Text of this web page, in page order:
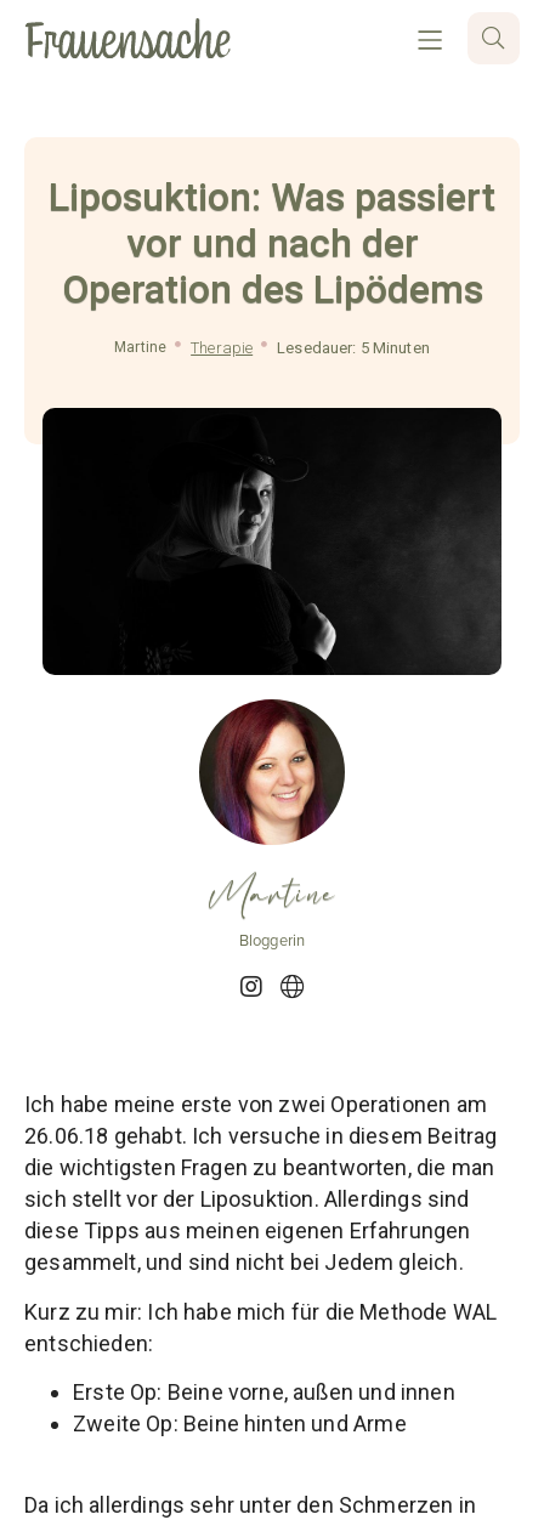
Liposuktion: Was passiert
vor und nach der
Operation des Lipödems
Martine Therapie Lesedauer: 5 Minuten
Martine
Bloggerin
Ich habe meine erste von zwei Operationen am
26.06.18 gehabt. Ich versuche in diesem Beitrag
die wichtigsten Fragen zu beantworten, die man
sich stellt vor der Liposuktion. Allerdings sind
diese Tipps aus meinen eigenen Erfahrungen
gesammelt, und sind nicht bei Jedem gleich.
Kurz zu mir: Ich habe mich für die Methode WAL
entschieden:
Erste Op: Beine vorne, außen und innen
Zweite Op: Beine hinten und Arme
Da ich allerdings sehr unter den Schmerzen in